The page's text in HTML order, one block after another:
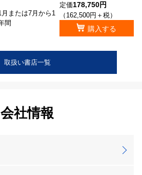
月または7月から1
間
定価178,750円
（162,500円＋税）
購入する
取扱い書店一覧
会社情報